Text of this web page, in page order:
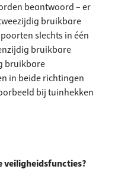
beantwoord – er
bruikbare
slechts in één
bruikbare
bruikbare
in beide richtingen
bij tuinhekken
veiligheidsfuncties?